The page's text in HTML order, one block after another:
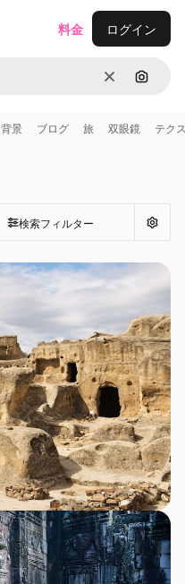
消去 画像で
料金 ログイン
背景 ブログ 旅 双眼鏡 テク
検索フィルター